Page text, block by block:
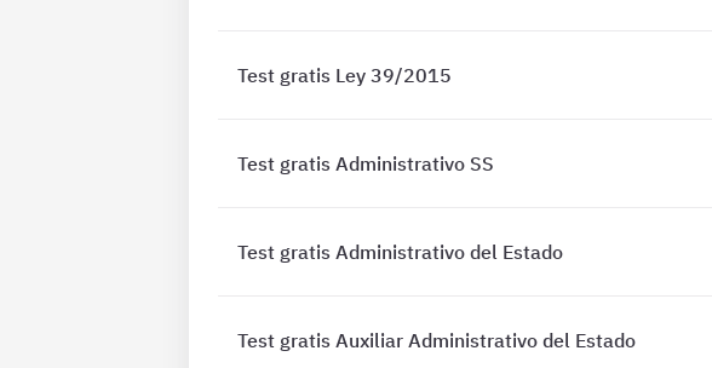
Test gratis Ley 39/2015
Test gratis Administrativo SS
Test gratis Administrativo del Estado
Test gratis Auxiliar Administrativo del Estado